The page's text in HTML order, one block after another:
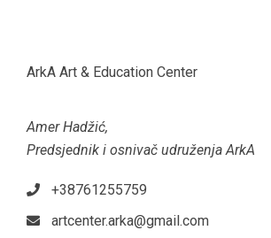
ArkA Art & Education Center
Amer Hadžić,
Predsjednik i osnivač udruženja ArkA
+38761255759
artcenter.arka@gmail.com